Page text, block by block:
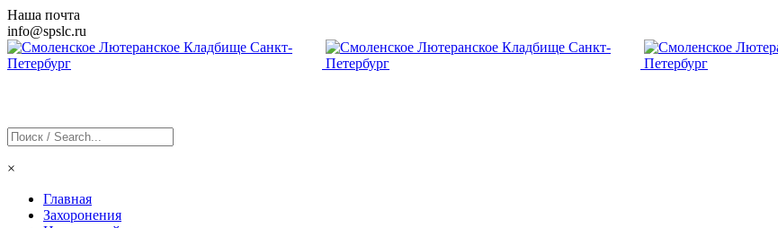
Наша почта
info@spslc.ru
×
Главная
Захоронения